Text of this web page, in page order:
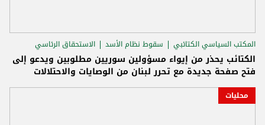
المكتب السياسي الكتائبي سقوط نظام الأسد الاستحقاق الرئاسي
الكتائب يحذر من إيواء مسؤولين سوريين مطلوبين ويدعو إلى
فتح صفحة جديدة مع تحرر لبنان من الوصايات والاحتلالات
محليات